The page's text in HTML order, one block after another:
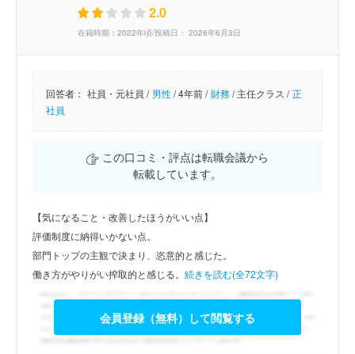
2.0
在籍時期：2022年頃/投稿日： 2026年6月3日
回答者： 社員・元社員 / 男性/4年前 / 財務/主任クラス / 正
社員
この口コミ・評点は転職会議から
転載しています。
【気になること・改善したほうがいい点】
評価制度に納得いかない点。
部門トップの主観で決まり、恣意的と感じた。
働き方がやりがい搾取的と感じる。 続きを読む(全72文字)
会員登録（無料）して閲覧する